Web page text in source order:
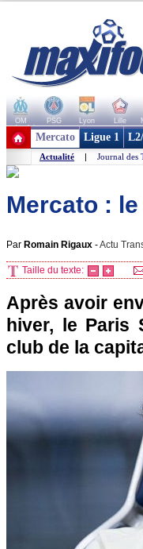
OM PSG Lyon Lille
+ de clubs
Mercato Ligue 1
Actualité | Journal des
Mercato :
Par Romain Rigaux -Actu
Taille du texte:
Après avoir
hiver, le Paris
club de la